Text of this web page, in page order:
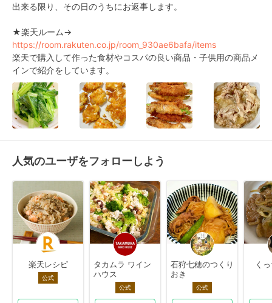
出来る限り、その日のうちにお返事します。
★楽天ルーム→
https://room.rakuten.co.jp/room_930ae6bafa/items
楽天で購入して作った食材やコスパの良い商品・子供用の商品メ
インで紹介をしています。
人気のユーザをフォローしよう
楽天レシピ
公式
タカムラ ワイン
ハウス
公式
石狩七穂のつくり
おき
公式
く